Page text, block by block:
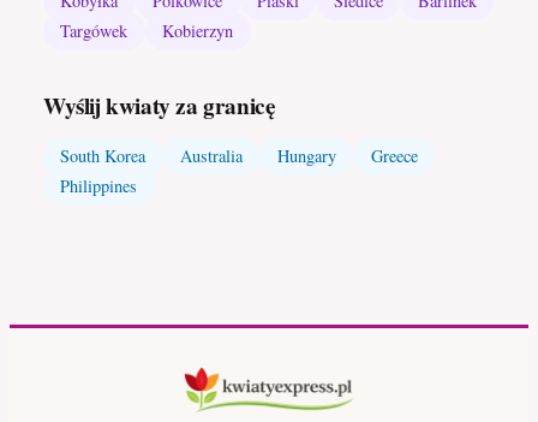
Targówek
Kobierzyn
Wyślij kwiaty za granicę
South Korea Australia Hungary
Greece
Philippines